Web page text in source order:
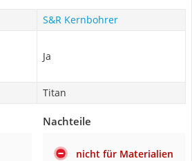
S&R Kernbohrer
Ja
Titan
Nachteile
nicht für Materialien